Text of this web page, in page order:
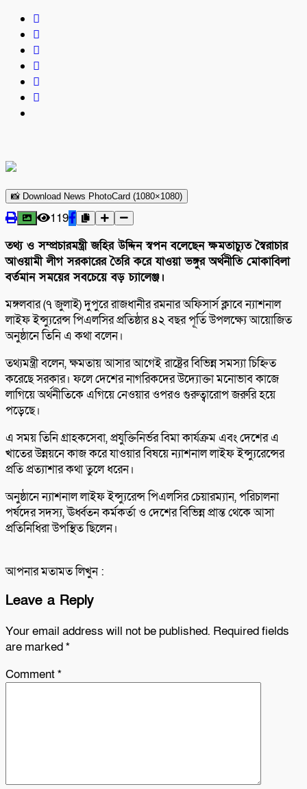
📸 Download News PhotoCard (1080×1080)
119
তথ্য ও সম্প্রচারমন্ত্রী জহির উদ্দিন স্বপন বলেছেন ক্ষমতাচ্যুত স্বৈরাচার
আওয়ামী লীগ সরকারের তৈরি করে যাওয়া ভঙ্গুর অর্থনীতি মোকাবিলা
বর্তমান সময়ের সবচেয়ে বড় চ্যালেঞ্জ।
মঙ্গলবার (৭ জুলাই) দুপুরে রাজধানীর রমনার অফিসার্স ক্লাবে ন্যাশনাল
লাইফ ইন্স্যুরেন্স পিএলসির প্রতিষ্ঠার ৪২ বছর পূর্তি উপলক্ষ্যে আয়োজিত
অনুষ্ঠানে তিনি এ কথা বলেন।
তথ্যমন্ত্রী বলেন, ক্ষমতায় আসার আগেই রাষ্ট্রের বিভিন্ন সমস্যা চিহ্নিত
করেছে সরকার। ফলে দেশের নাগরিকদের উদ্যোক্তা মনোভাব কাজে
লাগিয়ে অর্থনীতিকে এগিয়ে নেওয়ার ওপরও গুরুত্বারোপ জরুরি হয়ে
পড়েছে।
এ সময় তিনি গ্রাহকসেবা, প্রযুক্তিনির্ভর বিমা কার্যক্রম এবং দেশের এ
খাতের উন্নয়নে কাজ করে যাওয়ার বিষয়ে ন্যাশনাল লাইফ ইন্স্যুরেন্সের
প্রতি প্রত্যাশার কথা তুলে ধরেন।
অনুষ্ঠানে ন্যাশনাল লাইফ ইন্স্যুরেন্স পিএলসির চেয়ারম্যান, পরিচালনা
পর্ষদের সদস্য, ঊর্ধ্বতন কর্মকর্তা ও দেশের বিভিন্ন প্রান্ত থেকে আসা
প্রতিনিধিরা উপস্থিত ছিলেন।
আপনার মতামত লিখুন :
Leave a Reply
Your email address will not be published. Required fields
are marked*
Comment*